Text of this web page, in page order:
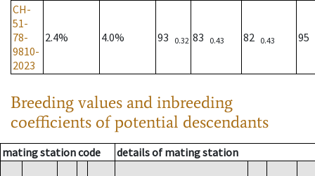
CH-
51-
78-
9810-
2023
2.4% 4.0% 93 0.32 83 0.43 82 0.43 95
Breeding values and inbreeding
coefficients of potential descendants
mating station code details of mating station